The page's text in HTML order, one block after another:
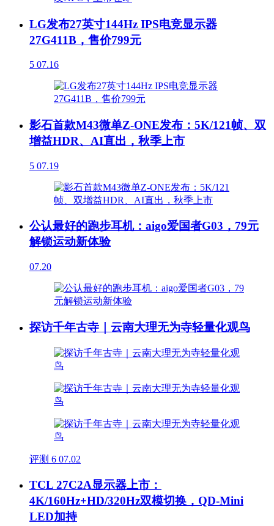
LG发布27英寸144Hz IPS电竞显示器
27G411B，售价799元
5 07.16
影石首款M43微单Z-ONE发布：5K/121帧、双
增益HDR、AI直出，秋季上市
5 07.19
公认最好的跑步耳机：aigo爱国者G03，79元
解锁运动新体验
07.20
探访千年古寺｜云南大理无为寺轻量化观鸟
评测 6 07.02
TCL 27C2A显示器上市：
4K/160Hz+HD/320Hz双模切换，QD-Mini
LED加持